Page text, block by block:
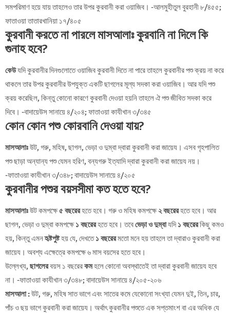
সমপরিমাণ হয়ে যায় তাহলেও তার উপর কুরবানী করা ওয়াজিব। -আলমুহীতুল বুরহানী ৮/৪৫৫;
ফাতাওয়া তাতারখানিয়া ১৭/৪০৫
কুরবানী করতে না পারলে মাসআলাঃ কুরবানি না দিলে কি
গুনাহ হবে?
কেউযদি কুরবানীর দিনগুলোতে ওয়াজিব কুরবানী দিতে না পারে তাহলে কুরবানীর পশু ক্রয় না করে
থাকলে তার উপর কুরবানীর উপযুক্ত একটি ছাগলের মূল্য সদকা করা ওয়াজিব। আর যদি পশু
ক্রয় করেছিল, কিন্তু কোনো কারণে কুরবানী দেওয়া হয়নি তাহলে ঐ পশু জীবিত সদকা করে
দিবে। -বাদায়েউস সানায়ে ৪/২০৪; ফাতাওয়া কাযীখান ৩/৩৪৫
কোন কোন পশু কোরবানি দেওয়া যায়?
মাসআলাঃউট, গরু, মহিষ, ছাগল, ভেড়া ও দুম্বা দ্বারা কুরবানী করা জায়েয। এসব গৃহপালিত
পশু ছাড়া অন্যান্য পশু যেমন হরিণ, বন্যগরু ইত্যাদি দ্বারা কুরবানী করা জায়েয নয়।
-ফাতাওয়া কাযীখান ৩/৩৪৮; বাদায়েউস সানায়ে ৪/২০৫
কুরবানীর পশুর বয়সসীমা কত হতে হবে?
মাসআলাঃউট কমপক্ষে৫ বছরেরহতে হবে। গরু ও মহিষ কমপক্ষে২ বছরেরহতে হবে। আর
ছাগল, ভেড়া ও দুম্বা কমপক্ষে১ বছরেরহতে হবে। তবেভেড়া ও দুম্বাযদি১ বছরেরকিছু কমও
হয়, কিন্তু এমনহৃষ্টপুষ্টহয় যে, দেখতে১ বছরেরমতো মনে হয় তাহলে তা দ্বারাও কুরবানী করা
জায়েয। অবশ্য এক্ষেত্রে কমপক্ষে ৬ মাস বয়সের হতে হবে।
উল্লেখ্য, ছাগলেরবয়স ১ বছরেরকমহলে কোনো অবস্থাতেই তা দ্বারা কুরবানী জায়েয হবে
না। -ফাতাওয়া কাযীখান ৩/৩৪৮; বাদায়েউস সানায়ে ৪/২০৫-২০৬
মাসআলা :উট, গরু, মহিষ সাত ভাগে এবং সাতের কমে যেকোনো সংখ্যা যেমন দুই, তিন, চার,
পাঁচ ও ছয় ভাগে কুরবানী করা জায়েয। অর্থাৎ কুরবানীর পশুতে এক সপ্তমাংশ বা এর অধিক যে